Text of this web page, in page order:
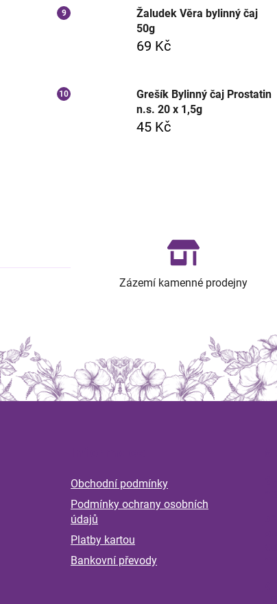
Žaludek Věra bylinný čaj
50g
69 Kč
Grešík Bylinný čaj Prostatin
n.s. 20 x 1,5g
45 Kč
Zázemí kamenné prodejny
Obchodní podmínky
Podmínky ochrany osobních
údajů
Platby kartou
Bankovní převody